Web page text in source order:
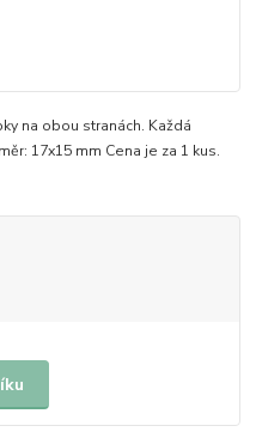
na obou stranách. Každá
17x15 mm Cena je za 1 kus.